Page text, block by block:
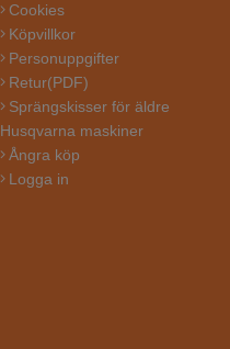
Cookies
Köpvillkor
Personuppgifter
Retur(PDF)
Sprängskisser för äldre
Husqvarna maskiner
Ångra köp
Logga in